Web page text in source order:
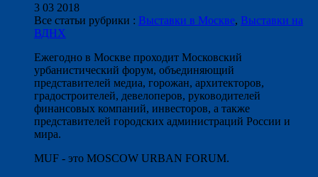
3 03 2018
Все статьи рубрики : Выставки в Москве, Выставки на
ВДНХ
Ежегодно в Москве проходит Московский
урбанистический форум, объединяющий
представителей медиа, горожан, архитекторов,
градостроителей, девелоперов, руководителей
финансовых компаний, инвесторов, а также
представителей городских администраций России и
мира.
MUF - это MOSCOW URBAN FORUM.